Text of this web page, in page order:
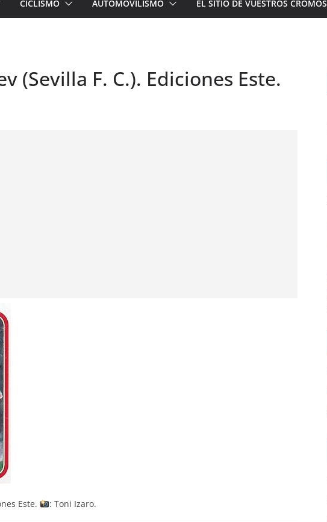
CICLISMO AUTOMOVILISMO EL SITIO DE VUESTROS CROMOS
(Sevilla F. C.). Ediciones Este.
Este. : Toni Izaro.